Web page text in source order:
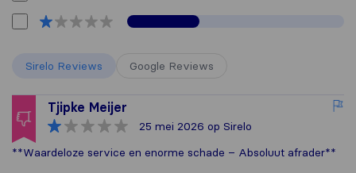
Sirelo Reviews Google Reviews
Tjipke Meijer
25 mei 2026 op Sirelo
**Waardeloze service en enorme schade – Absoluut afrader**